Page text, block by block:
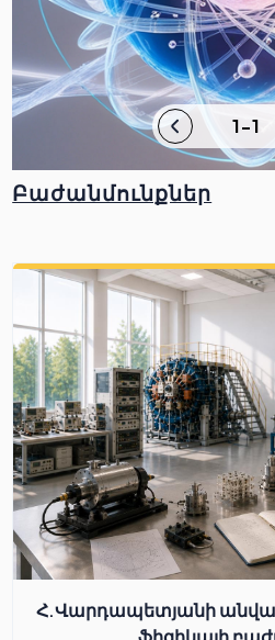
1-1
Բաժանմունքներ
Հ.Վարդապետյանի